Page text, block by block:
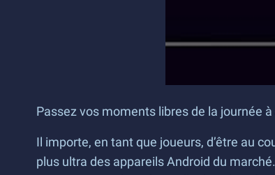
Passez vos moments libres de la journée
Il importe, en tant que joueurs, d’être au
plus ultra des appareils Android du